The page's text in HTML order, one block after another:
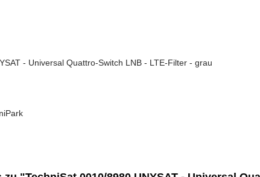
- Universal Quattro-Switch LNB - LTE-Filter - grau